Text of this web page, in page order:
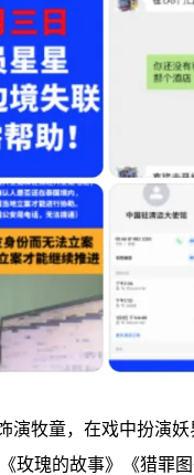
演牧童，在戏中扮演
玫瑰的故事》《猎罪